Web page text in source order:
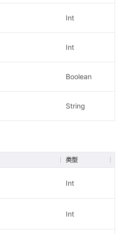
Int
Int
Boolean
String
类型
Int
Int